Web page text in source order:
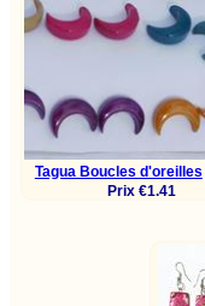
Tagua Boucles d'oreilles
Prix €1.41